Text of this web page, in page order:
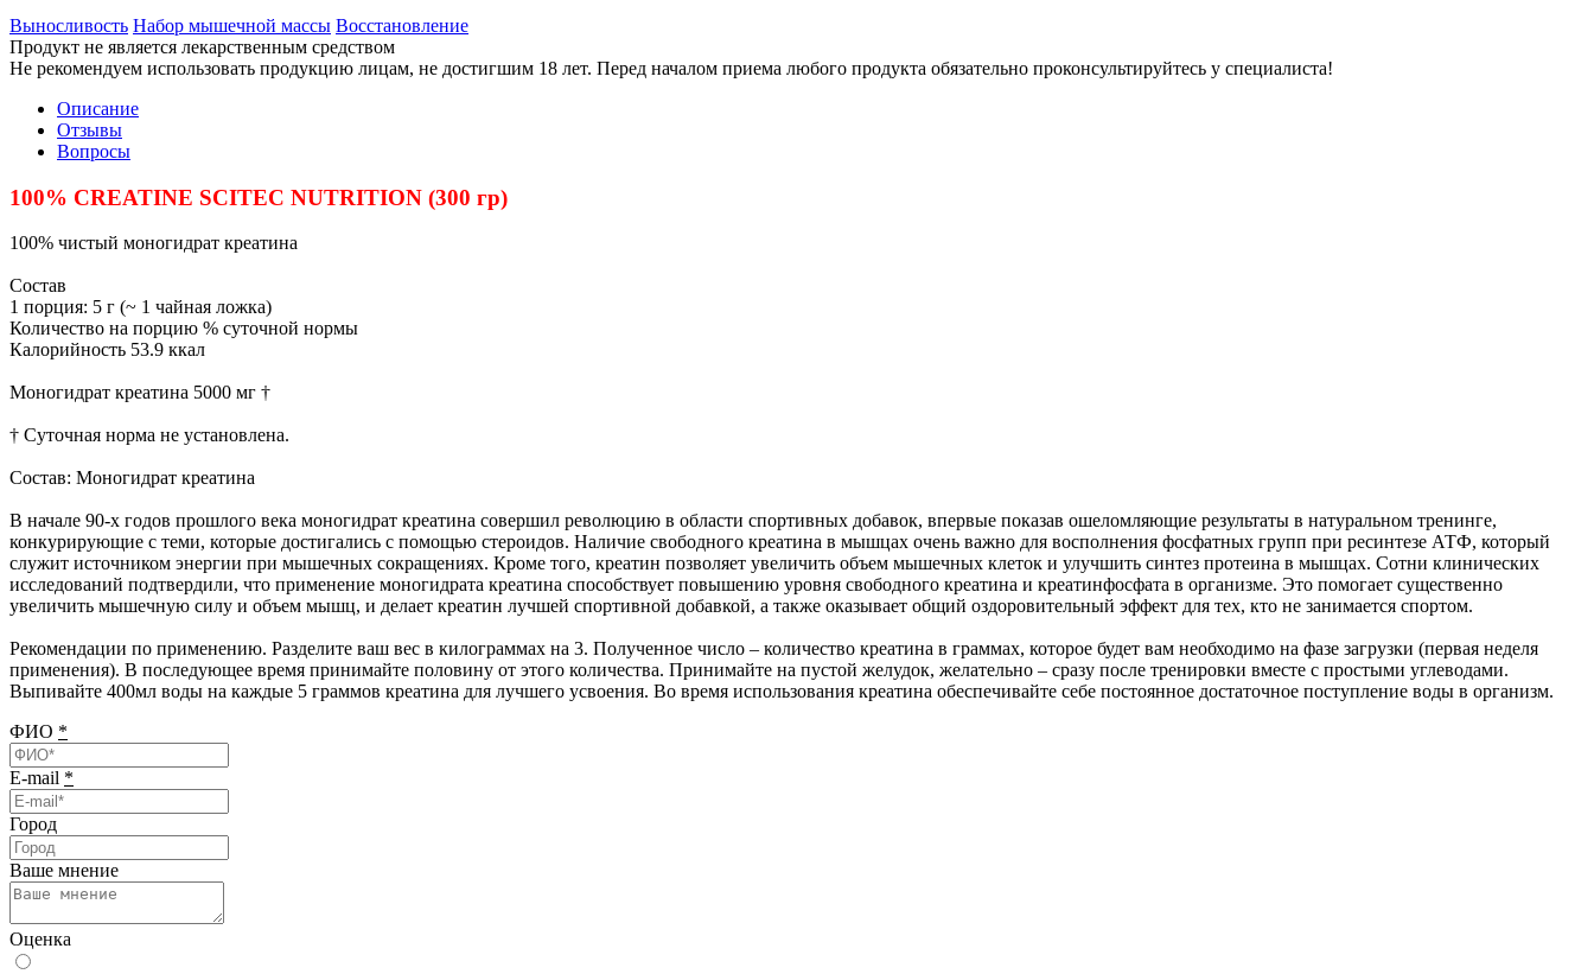
Выносливость Набор мышечной массы Восстановление
Продукт не является лекарственным средством
Не рекомендуем использовать продукцию лицам, не достигшим 18 лет. Перед началом приема любого продукта обязательно проконсультируйтесь у специалиста!
Описание
Отзывы
Вопросы
100% CREATINE SCITEC NUTRITION (300 гр)
100% чистый моногидрат креатина
Состав
1 порция: 5 г (~ 1 чайная ложка)
Количество на порцию % суточной нормы
Калорийность 53.9 ккал
Моногидрат креатина 5000 мг †
† Суточная норма не установлена.
Состав: Моногидрат креатина
В начале 90-х годов прошлого века моногидрат креатина совершил революцию в области спортивных добавок, впервые показав ошеломляющие результаты в натуральном тренинге,
конкурирующие с теми, которые достигались с помощью стероидов. Наличие свободного креатина в мышцах очень важно для восполнения фосфатных групп при ресинтезе АТФ, который
служит источником энергии при мышечных сокращениях. Кроме того, креатин позволяет увеличить объем мышечных клеток и улучшить синтез протеина в мышцах. Сотни клинических
исследований подтвердили, что применение моногидрата креатина способствует повышению уровня свободного креатина и креатинфосфата в организме. Это помогает существенно
увеличить мышечную силу и объем мышц, и делает креатин лучшей спортивной добавкой, а также оказывает общий оздоровительный эффект для тех, кто не занимается спортом.
Рекомендации по применению. Разделите ваш вес в килограммах на 3. Полученное число – количество креатина в граммах, которое будет вам необходимо на фазе загрузки (первая неделя
применения). В последующее время принимайте половину от этого количества. Принимайте на пустой желудок, желательно – сразу после тренировки вместе с простыми углеводами.
Выпивайте 400мл воды на каждые 5 граммов креатина для лучшего усвоения. Во время использования креатина обеспечивайте себе постоянное достаточное поступление воды в организм.
ФИО *
E-mail *
Город
Ваше мнение
Оценка